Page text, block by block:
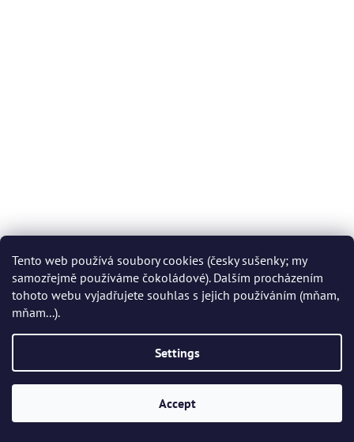
Tento web používá soubory cookies (česky sušenky; my
samozřejmě používáme čokoládové). Dalším procházením
tohoto webu vyjadřujete souhlas s jejich používáním (mňam,
mňam...).
Settings
Accept